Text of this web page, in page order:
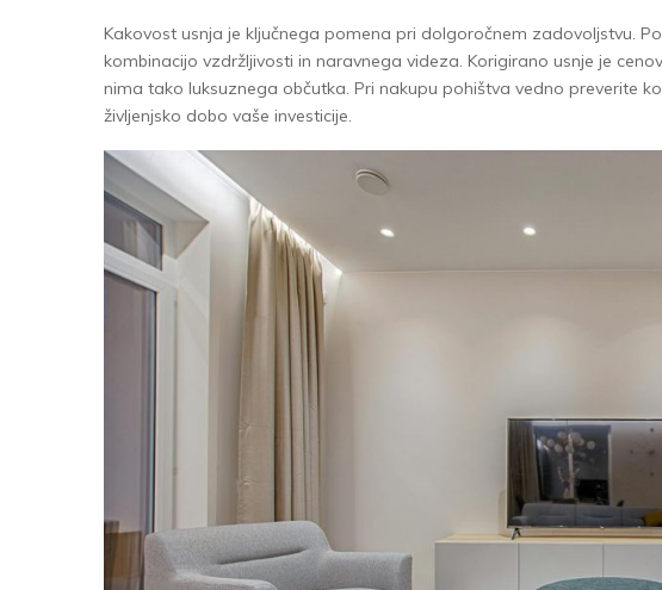
Kakovost usnja je ključnega pomena pri dolgoročnem zadovoljstvu.
kombinacijo vzdržljivosti in naravnega videza. Korigirano usnje je
nima tako luksuznega občutka. Pri nakupu pohištva vedno preverite
življenjsko dobo vaše investicije.